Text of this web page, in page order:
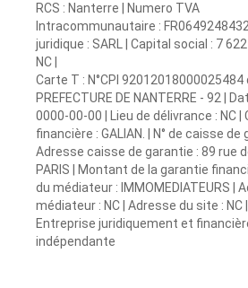
RCS : Nanterre | Numero TVA
Intracommunautaire :
juridique : SARL | Capital social : 7
NC |
Carte T : N°CPI 92012018000025484
PREFECTURE DE NANTERRE - 92 |
0000-00-00 | Lieu de délivrance : NC
financière : GALIAN. | N° de caisse de
Adresse caisse de garantie : 89 rue
PARIS | Montant de la garantie
du médiateur : IMMOMEDIATEURS |
médiateur : NC | Adresse du site : NC |
Entreprise juridiquement et
indépendante